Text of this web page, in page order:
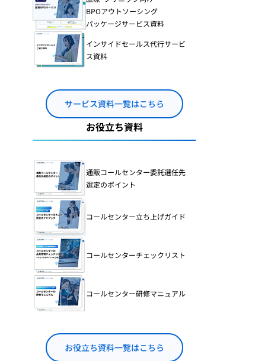
BPOアウトソーシング
パッケージサービス資料
インサイドセールス代行サービ
ス資料
サービス資料一覧はこちら
お役立ち資料
通販コールセンター委託選任先
選定のポイント
コールセンター立ち上げガイド
コールセンターチェックリスト
コールセンター研修マニュアル
お役立ち資料一覧はこちら